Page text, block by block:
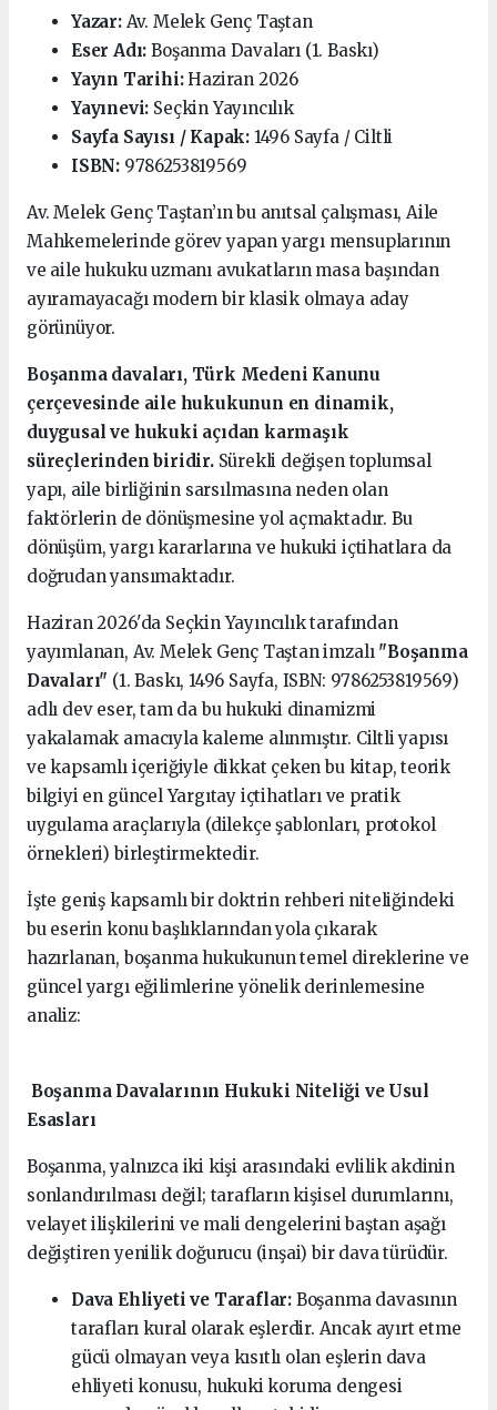
Yazar:Av. Melek Genç Taştan
Eser Adı: Boşanma Davaları (1. Baskı)
Yayın Tarihi:Haziran 2026
Yayınevi: Seçkin Yayıncılık
Sayfa Sayısı / Kapak:1496 Sayfa / Ciltli
ISBN: 9786253819569
Av. Melek Genç Taştan’ın bu anıtsal çalışması, Aile
Mahkemelerinde görev yapan yargı mensuplarının
ve aile hukuku uzmanı avukatların masa başından
ayıramayacağı modern bir klasik olmaya aday
görünüyor.
Boşanma davaları, Türk Medeni Kanunu
çerçevesinde aile hukukunun en dinamik,
duygusal ve hukuki açıdan karmaşık
süreçlerinden biridir.Sürekli değişen toplumsal
yapı, aile birliğinin sarsılmasına neden olan
faktörlerin de dönüşmesine yol açmaktadır. Bu
dönüşüm, yargı kararlarına ve hukuki içtihatlara da
doğrudan yansımaktadır.
Haziran 2026'da Seçkin Yayıncılık tarafından
yayımlanan, Av. Melek Genç Taştan imzalı "Boşanma
Davaları" (1. Baskı, 1496 Sayfa, ISBN: 9786253819569)
adlı dev eser, tam da bu hukuki dinamizmi
yakalamak amacıyla kaleme alınmıştır. Ciltli yapısı
ve kapsamlı içeriğiyle dikkat çeken bu kitap, teorik
bilgiyi en güncel Yargıtay içtihatları ve pratik
uygulama araçlarıyla (dilekçe şablonları, protokol
örnekleri) birleştirmektedir.
İşte geniş kapsamlı bir doktrin rehberi niteliğindeki
bu eserin konu başlıklarından yola çıkarak
hazırlanan, boşanma hukukunun temel direklerine ve
güncel yargı eğilimlerine yönelik derinlemesine
analiz:
Boşanma Davalarının Hukuki Niteliği ve Usul
Esasları
Boşanma, yalnızca iki kişi arasındaki evlilik akdinin
sonlandırılması değil; tarafların kişisel durumlarını,
velayet ilişkilerini ve mali dengelerini baştan aşağı
değiştiren yenilik doğurucu (inşai) bir dava türüdür.
Dava Ehliyeti ve Taraflar: Boşanma davasının
tarafları kural olarak eşlerdir. Ancak ayırt etme
gücü olmayan veya kısıtlı olan eşlerin dava
ehliyeti konusu, hukuki koruma dengesi